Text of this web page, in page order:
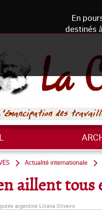
En
destinés
Actualité internationale
aillent tous
argentine Liliana Oliveiro